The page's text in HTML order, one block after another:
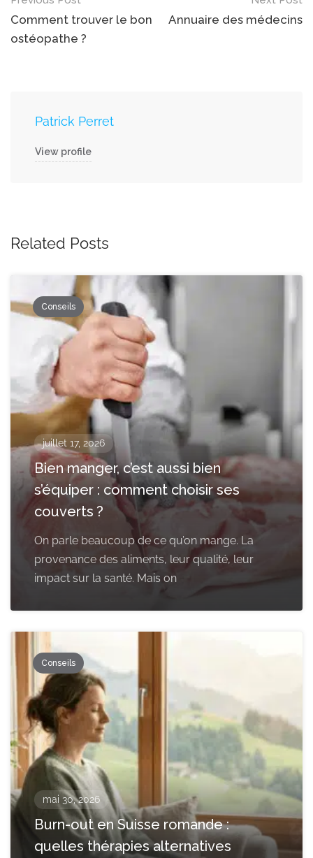
navigation
Comment trouver le bon
ostéopathe ?
Annuaire des médecins
Patrick Perret
View profile
Related Posts
Conseils
juillet 17, 2026
Bien manger, c’est aussi bien
s’équiper : comment choisir ses
couverts ?
On parle beaucoup de ce qu’on mange. La
provenance des aliments, leur qualité, leur
impact sur la santé. Mais on
Conseils
mai 30, 2026
Burn-out en Suisse romande :
quelles thérapies alternatives